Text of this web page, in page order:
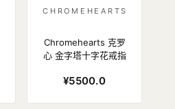
CHROMEHEARTS
Chromehearts 克罗
心 金字塔十字花戒指
¥5500.0